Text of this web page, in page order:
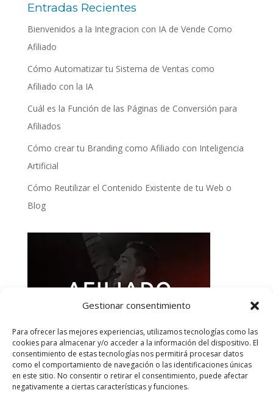
Gestionar consentimiento
Para ofrecer las mejores experiencias, utilizamos tecnologías como las
cookies para almacenar y/o acceder a la información del dispositivo. El
consentimiento de estas tecnologías nos permitirá procesar datos
como el comportamiento de navegación o las identificaciones únicas
en este sitio. No consentir o retirar el consentimiento, puede afectar
negativamente a ciertas características y funciones.
Entradas Recientes
Bienvenidos a la Integracion con IA de Vende Como
Afiliado
Cómo Automatizar tu Sistema de Ventas como
Afiliado con la IA
Cuál es la Función de las Páginas de Conversión para
Afiliados
Cómo crear tu Branding como Afiliado con Inteligencia
Artificial
Cómo Reutilizar el Contenido Existente de tu Web o
Blog